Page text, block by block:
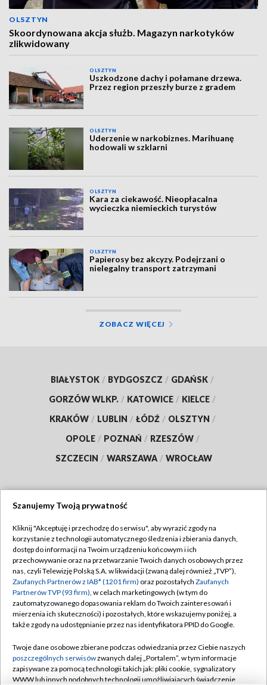
OLSZTYN
Skoordynowana akcja służb. Magazyn narkotyków
zlikwidowany
OLSZTYN
Uszkodzone dachy i połamane drzewa.
Przez region przeszły burze z gradem
OLSZTYN
Uderzenie w narkobiznes. Marihuanę
hodowali w szklarni
OLSZTYN
Kara za ciekawość. Nieopłacalna
wycieczka niemieckich turystów
OLSZTYN
Papierosy bez akcyzy. Podejrzani o
nielegalny transport zatrzymani
ZOBACZ WIĘCEJ
BIAŁYSTOK / BYDGOSZCZ / GDAŃSK /
GORZÓW WLKP. / KATOWICE / KIELCE /
KRAKÓW / LUBLIN / ŁÓDŹ / OLSZTYN /
OPOLE / POZNAŃ / RZESZÓW /
SZCZECIN / WARSZAWA / WROCŁAW
TVP
Abonament TVP
Emisja w TVP
Centrum informacji TVP
Naziemna Telewizja Cyfrowa
Rada Programowa
System NOS
Regulamin TVP
Polityka prywatności
Moje zgody
Pomoc
Kontakt
Szanujemy Twoją prywatność
Kliknij "Akceptuję i przechodzę do serwisu", aby wyrazić zgody na
korzystanie z technologii automatycznego śledzenia i zbierania danych,
dostęp do informacji na Twoim urządzeniu końcowym i ich
przechowywanie oraz na przetwarzanie Twoich danych osobowych przez
nas, czyli Telewizję Polską S.A. w likwidacji (zwaną dalej również „TVP”),
Zaufanych Partnerów z IAB* (1201 firm) oraz pozostałych Zaufanych
Partnerów TVP (93 firm), w celach marketingowych (w tym do
zautomatyzowanego dopasowania reklam do Twoich zainteresowań i
mierzenia ich skuteczności) i pozostałych, które wskazujemy poniżej, a
także zgody na udostępnianie przez nas identyfikatora PPID do Google.
Twoje dane osobowe zbierane podczas odwiedzania przez Ciebie naszych
poszczególnych serwisówzwanych dalej „Portalem”, w tym informacje
zapisywane za pomocą technologii takich jak: pliki cookie, sygnalizatory
WWW lub innych podobnych technologii umożliwiających świadczenie